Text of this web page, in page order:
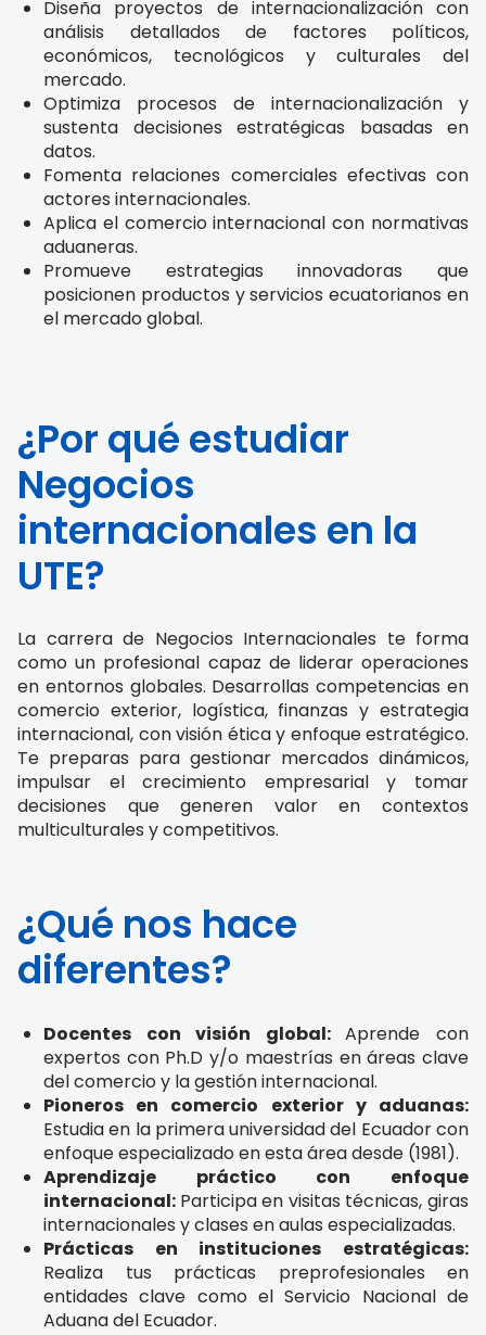
Diseña proyectos de internacionalización con
análisis detallados de factores políticos,
económicos, tecnológicos y culturales del
mercado.
Optimiza procesos de internacionalización y
sustenta decisiones estratégicas basadas en
datos.
Fomenta relaciones comerciales efectivas con
actores internacionales.
Aplica el comercio internacional con normativas
aduaneras.
Promueve estrategias innovadoras que
posicionen productos y servicios ecuatorianos en
el mercado global.
¿Por qué estudiar
Negocios
internacionales en la
UTE?
La carrera de Negocios Internacionales te forma
como un profesional capaz de liderar operaciones
en entornos globales. Desarrollas competencias en
comercio exterior, logística, finanzas y estrategia
internacional, con visión ética y enfoque estratégico.
Te preparas para gestionar mercados dinámicos,
impulsar el crecimiento empresarial y tomar
decisiones que generen valor en contextos
multiculturales y competitivos.
¿Qué nos hace
diferentes?
Docentes con visión global:Aprende con
expertos con Ph.D y/o maestrías en áreas clave
del comercio y la gestión internacional.
Pioneros en comercio exterior y aduanas:
Estudia en la primera universidad del Ecuador con
enfoque especializado en esta área desde (1981).
Aprendizaje práctico con enfoque
internacional: Participa en visitas técnicas, giras
internacionales y clases en aulas especializadas.
Prácticas en instituciones estratégicas:
Realiza tus prácticas preprofesionales en
entidades clave como el Servicio Nacional de
Aduana del Ecuador.